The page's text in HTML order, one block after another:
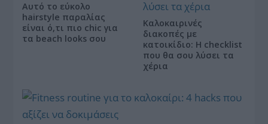
Αυτό το εύκολο
hairstyle παραλίας
είναι ό,τι πιο chic για
τα beach looks σου
Καλοκαιρινές
διακοπές με
κατοικίδιο: Η checklist
που θα σου λύσει τα
χέρια